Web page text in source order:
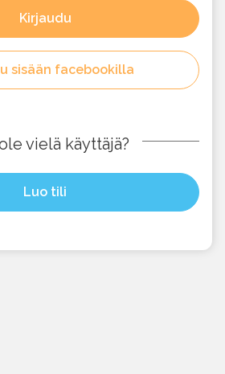
Kirjaudu
sisään facebookilla
vielä käyttäjä?
Luo tili